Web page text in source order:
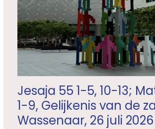
Jesaja 55 1-5, 10-13;
1-9, Gelijkenis van de
Wassenaar, 26 juli 2026